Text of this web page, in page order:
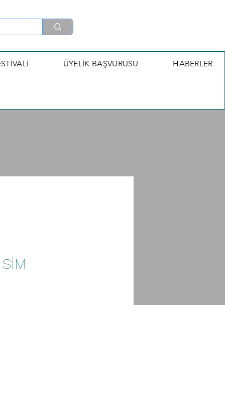
ÜYELİK BAŞVURUSU HABERLER